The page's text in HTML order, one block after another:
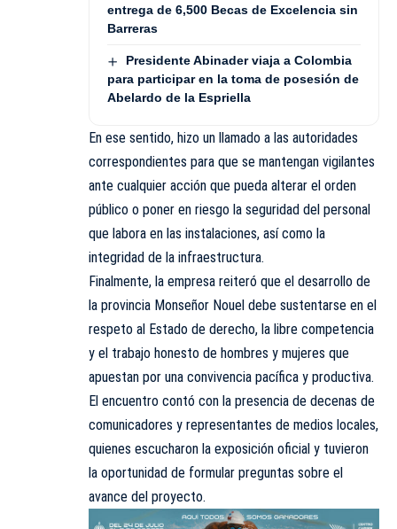
entrega de 6,500 Becas de Excelencia sin
Barreras
Presidente Abinader viaja a Colombia
para participar en la toma de posesión de
Abelardo de la Espriella
En ese sentido, hizo un llamado a las autoridades
correspondientes para que se mantengan vigilantes
ante cualquier acción que pueda alterar el orden
público o poner en riesgo la seguridad del personal
que labora en las instalaciones, así como la
integridad de la infraestructura.
Finalmente, la empresa reiteró que el desarrollo de
la provincia Monseñor Nouel debe sustentarse en el
respeto al Estado de derecho, la libre competencia
y el trabajo honesto de hombres y mujeres que
apuestan por una convivencia pacífica y productiva.
El encuentro contó con la presencia de decenas de
comunicadores y representantes de medios locales,
quienes escucharon la exposición oficial y tuvieron
la oportunidad de formular preguntas sobre el
avance del proyecto.